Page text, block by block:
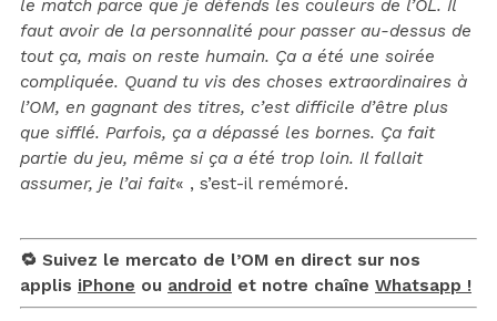
le match parce que je défends les couleurs de l’OL. Il
faut avoir de la personnalité pour passer au-dessus de
tout ça, mais on reste humain. Ça a été une soirée
compliquée. Quand tu vis des choses extraordinaires à
l’OM, en gagnant des titres, c’est difficile d’être plus
que sifflé. Parfois, ça a dépassé les bornes. Ça fait
partie du jeu, même si ça a été trop loin. Il fallait
assumer, je l’ai fait« , s’est-il remémoré.
🔁 Suivez le mercato de l’OM en direct sur nos
applis iPhone ou android et notre chaîne Whatsapp !